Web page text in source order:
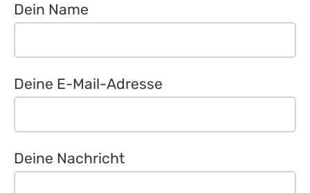
Dein Name
Deine E-Mail-Adresse
Deine Nachricht